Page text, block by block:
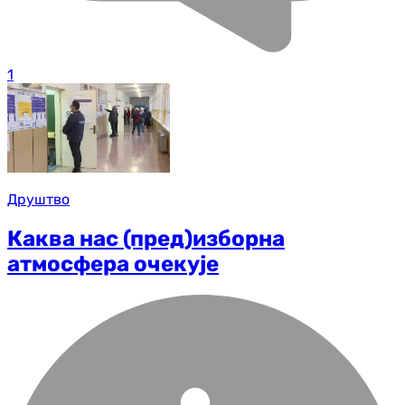
1
Друштво
Каква нас (пред)изборна
атмосфера очекује